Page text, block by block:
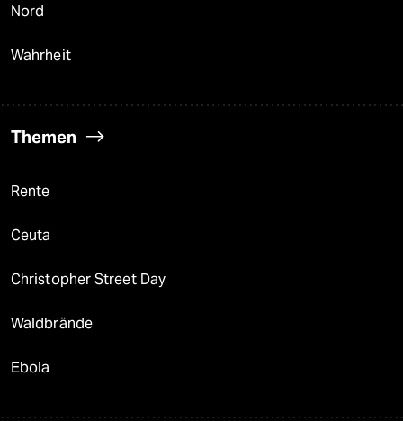
Nord
Wahrheit
Themen
Rente
Ceuta
Christopher Street Day
Waldbrände
Ebola